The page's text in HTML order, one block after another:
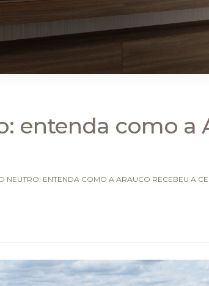
entenda como a
NEUTRO: ENTENDA COMO A ARAUCO RECEBEU A